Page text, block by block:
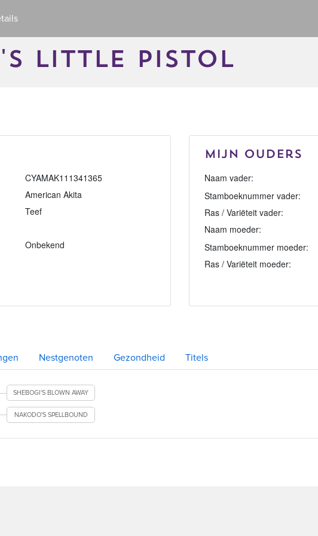
LITTLE PISTOL
CYAMAK111341365
American Akita
Teef
Onbekend
Mijn Ouders
Naam vader:
Stamboeknummer vader:
Ras / Variëteit vader:
Naam moeder:
Stamboeknummer moeder:
Ras / Variëteit moeder:
Nestgenoten Gezondheid Titels
SHEBOGI'S BLOWN AWAY
NAKODO'S SPELLBOUND